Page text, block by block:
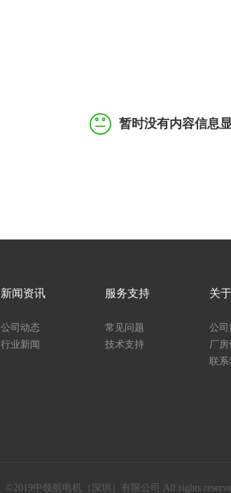
暂时没有内容信息
新闻资讯
公司动态
行业新闻
服务支持
常见问题
技术支持
关
公司
厂房
联系
©2019中领航电机（深圳）有限公司 All rights